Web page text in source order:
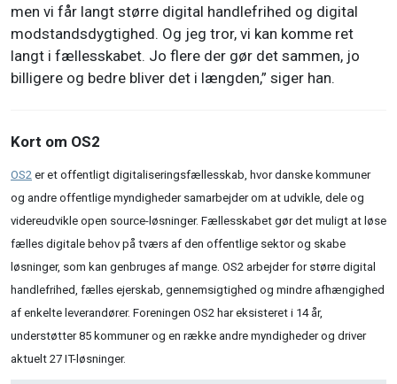
men vi får langt større digital handlefrihed og digital
modstandsdygtighed. Og jeg tror, vi kan komme ret
langt i fællesskabet. Jo flere der gør det sammen, jo
billigere og bedre bliver det i længden,” siger han.
Kort om OS2
OS2 er et offentligt digitaliseringsfællesskab, hvor danske kommuner
og andre offentlige myndigheder samarbejder om at udvikle, dele og
videreudvikle open source-løsninger. Fællesskabet gør det muligt at løse
fælles digitale behov på tværs af den offentlige sektor og skabe
løsninger, som kan genbruges af mange. OS2 arbejder for større digital
handlefrihed, fælles ejerskab, gennemsigtighed og mindre afhængighed
af enkelte leverandører. Foreningen OS2 har eksisteret i 14 år,
understøtter 85 kommuner og en række andre myndigheder og driver
aktuelt 27 IT-løsninger.